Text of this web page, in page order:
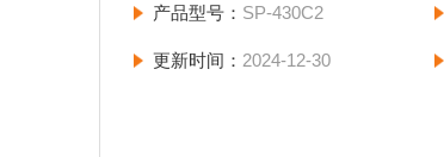
产品型号： SP-430C2
更新时间： 2024-12-30